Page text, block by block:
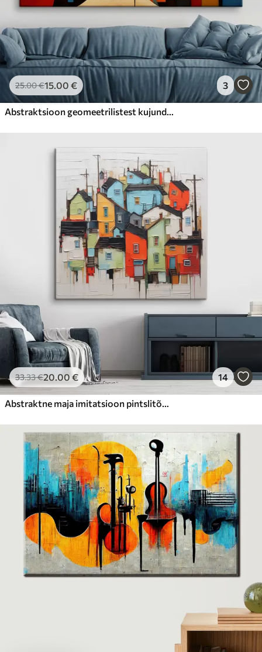
25.00€15.00 € 3
Abstraktsioon geomeetrilistest kujunditest
33.33€20.00 € 14
Abstraktne maja imitatsioon pintslitõmme